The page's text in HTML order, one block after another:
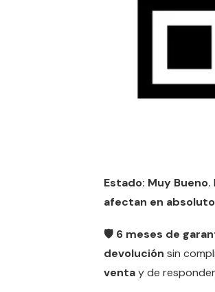
Estado: Muy Bueno.
afectan en
🛡️ 6 meses de
devolución sin
ventay de